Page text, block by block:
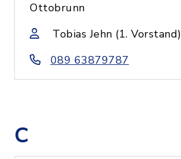
Ottobrunn
Tobias Jehn (1. Vorstand)
089 63879787
C